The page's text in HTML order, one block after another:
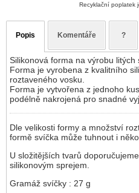
Recyklační poplatek
Popis Komentáře ?
Silikonová forma na výrobu litých
Forma je vyrobena z kvalitního
roztaveného vosku.
Forma je vytvořena z jednoho
podélně nakrojená pro snadné
Dle velikosti formy a množství
formě svíčka může tuhnout i
U složitějších tvarů
silikonovým sprejem.
Gramáž svíčky : 27 g